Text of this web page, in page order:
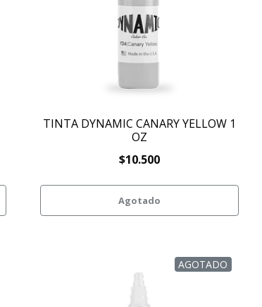
TINTA DYNAMIC CANARY YELLOW 1
OZ
$10.500
Agotado
AGOTADO